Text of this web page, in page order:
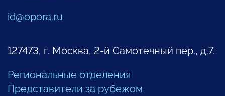
id@opora.ru
127473, г. Москва, 2-й Самотечный пер., д.7.
Региональные отделения
Представители за рубежом